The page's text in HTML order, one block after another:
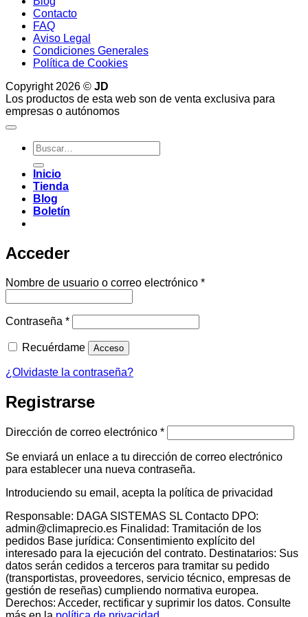
Contacto
FAQ
Aviso Legal
Condiciones Generales
Política de Cookies
Copyright 2026 © JD
Los productos de esta web son de venta exclusiva para
empresas o autónomos
Buscar
por:
Inicio
Tienda
Blog
Boletín
Acceder
Nombre de usuario o correo electrónico *Obligatorio
Contraseña *Obligatorio
Recuérdame Acceso
¿Olvidaste la contraseña?
Registrarse
Dirección de correo electrónico *Obligatorio
Se enviará un enlace a tu dirección de correo electrónico
para establecer una nueva contraseña.
Introduciendo su email, acepta la política de privacidad
Responsable: DAGA SISTEMAS SL Contacto DPO:
admin@climaprecio.es Finalidad: Tramitación de los
pedidos Base jurídica: Consentimiento explícito del
interesado para la ejecución del contrato. Destinatarios: Sus
datos serán cedidos a terceros para tramitar su pedido
(transportistas, proveedores, servicio técnico, empresas de
gestión de reseñas) cumpliendo normativa europea.
Derechos: Acceder, rectificar y suprimir los datos. Consulte